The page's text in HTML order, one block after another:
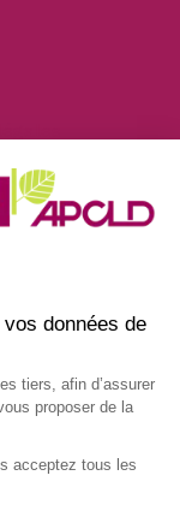
:
données de
tiers, afin d’assurer
proposer de la
acceptez tous les